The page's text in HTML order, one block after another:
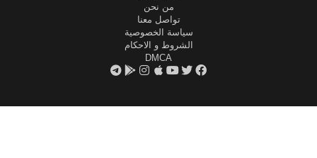
من نحن
تواصل معنا
سياسة الخصوصية
الشروط و الاحكام
DMCA